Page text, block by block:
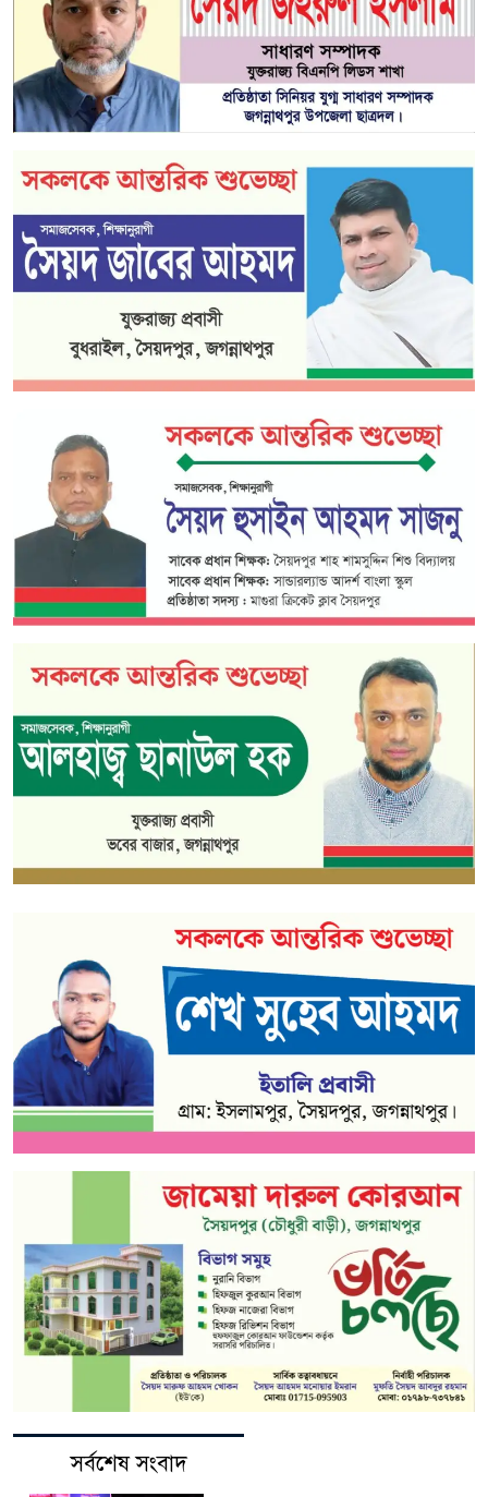
সর্বশেষ সংবাদ